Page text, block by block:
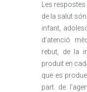
Les
de la salut
infant,
d’atenció
rebut, de la
produït en
que es
part de